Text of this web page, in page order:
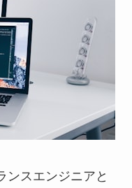
ンスエンジニアと